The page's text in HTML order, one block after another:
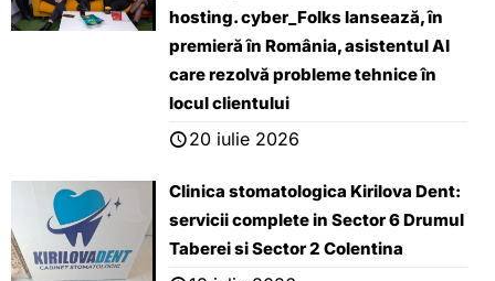
hosting. cyber_Folks lansează, ȋn
premieră ȋn România, asistentul AI
care rezolvă probleme tehnice în
locul clientului
20 iulie 2026
Clinica stomatologica Kirilova Dent:
servicii complete in Sector 6 Drumul
Taberei si Sector 2 Colentina